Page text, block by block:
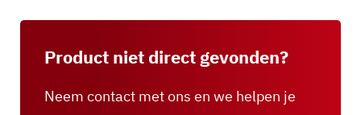
Product niet direct gevonden?
Neem contact met ons en we helpen je